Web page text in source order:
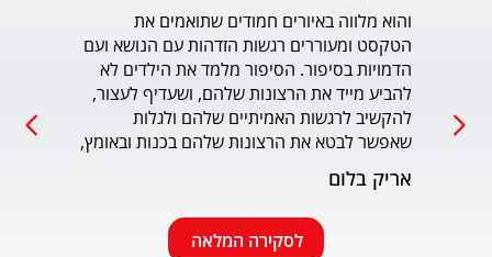
והוא מלווה באיורים חמודים שתואמים את
הדמויות בסיפור. הסיפור מלמד את הילדים לא
להקשיב לרגשות האמיתיים שלהם ולגלות
ורגשית בגובה העיניים של הילדים. מומלץ בחום.
אריק בלום
לסקירה המלאה